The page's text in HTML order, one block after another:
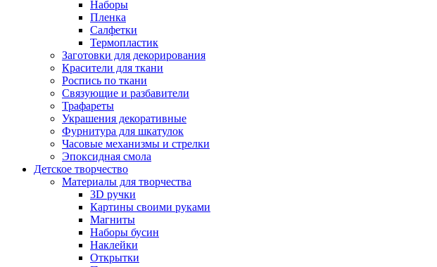
Наборы
Пленка
Салфетки
Термопластик
Заготовки для декорирования
Красители для ткани
Роспись по ткани
Связующие и разбавители
Трафареты
Украшения декоративные
Фурнитура для шкатулок
Часовые механизмы и стрелки
Эпоксидная смола
Детское творчество
Материалы для творчества
3D ручки
Картины своими руками
Магниты
Наборы бусин
Наклейки
Открытки